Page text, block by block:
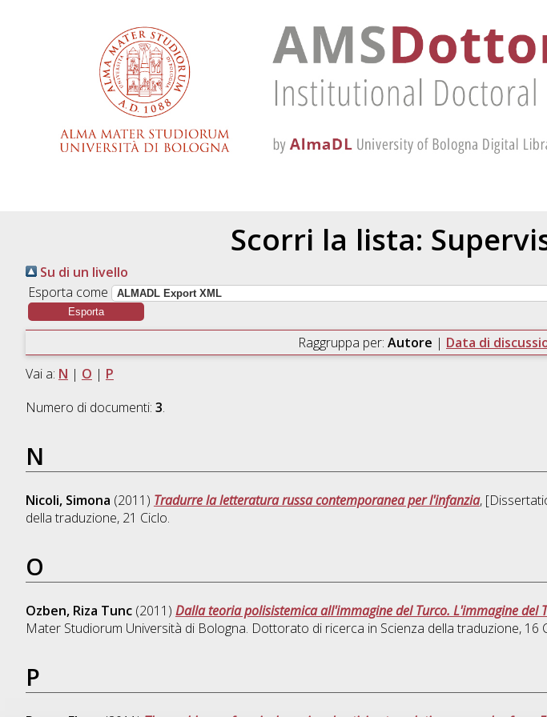
Scorri la lista:
Su di un livello
Esporta come
Raggruppa per: Autore | Data di
Vai a: N | O | P
Numero di documenti: 3.
N
Nicoli, Simona (2011) Tradurre la letteratura russa contemporanea per l'infanzia,
della traduzione, 21 Ciclo.
O
Ozben, Riza Tunc(2011) Dalla teoria polisistemica all'immagine del Turco. L'immagine del
Mater Studiorum Università di Bologna. Dottorato di ricerca in Scienza della traduzione, 16
P